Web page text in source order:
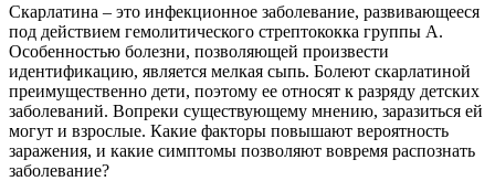
Скарлатина – это инфекционное заболевание, развивающееся
под действием гемолитического стрептококка группы А.
Особенностью болезни, позволяющей произвести
идентификацию, является мелкая сыпь. Болеют скарлатиной
преимущественно дети, поэтому ее относят к разряду детских
заболеваний. Вопреки существующему мнению, заразиться ей
могут и взрослые. Какие факторы повышают вероятность
заражения, и какие симптомы позволяют вовремя распознать
заболевание?